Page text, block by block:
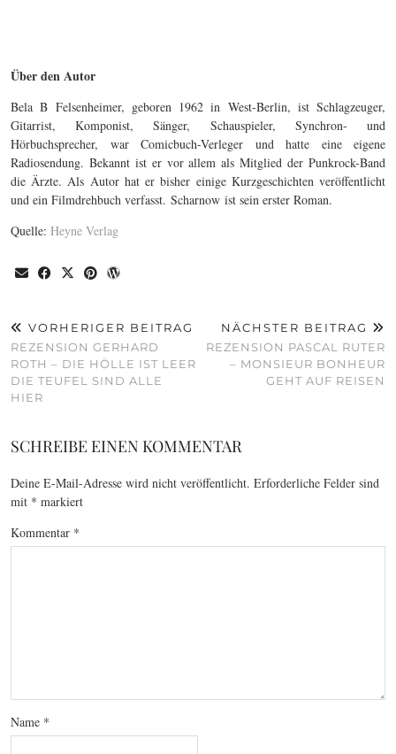
Über den Autor
Bela B Felsenheimer, geboren 1962 in West-Berlin, ist Schlagzeuger,
Gitarrist, Komponist, Sänger, Schauspieler, Synchron- und
Hörbuchsprecher, war Comicbuch-Verleger und hatte eine eigene
Radiosendung. Bekannt ist er vor allem als Mitglied der Punkrock-Band
die Ärzte. Als Autor hat er bisher einige Kurzgeschichten veröffentlicht
und ein Filmdrehbuch verfasst. Scharnow ist sein erster Roman.
Quelle: Heyne Verlag
VORHERIGER BEITRAG
REZENSION GERHARD
ROTH – DIE HÖLLE IST LEER
DIE TEUFEL SIND ALLE
HIER
NÄCHSTER BEITRAG
REZENSION PASCAL RUTER
– MONSIEUR BONHEUR
GEHT AUF REISEN
SCHREIBE EINEN KOMMENTAR
Deine E-Mail-Adresse wird nicht veröffentlicht. Erforderliche Felder sind
mit * markiert
Kommentar *
Name *